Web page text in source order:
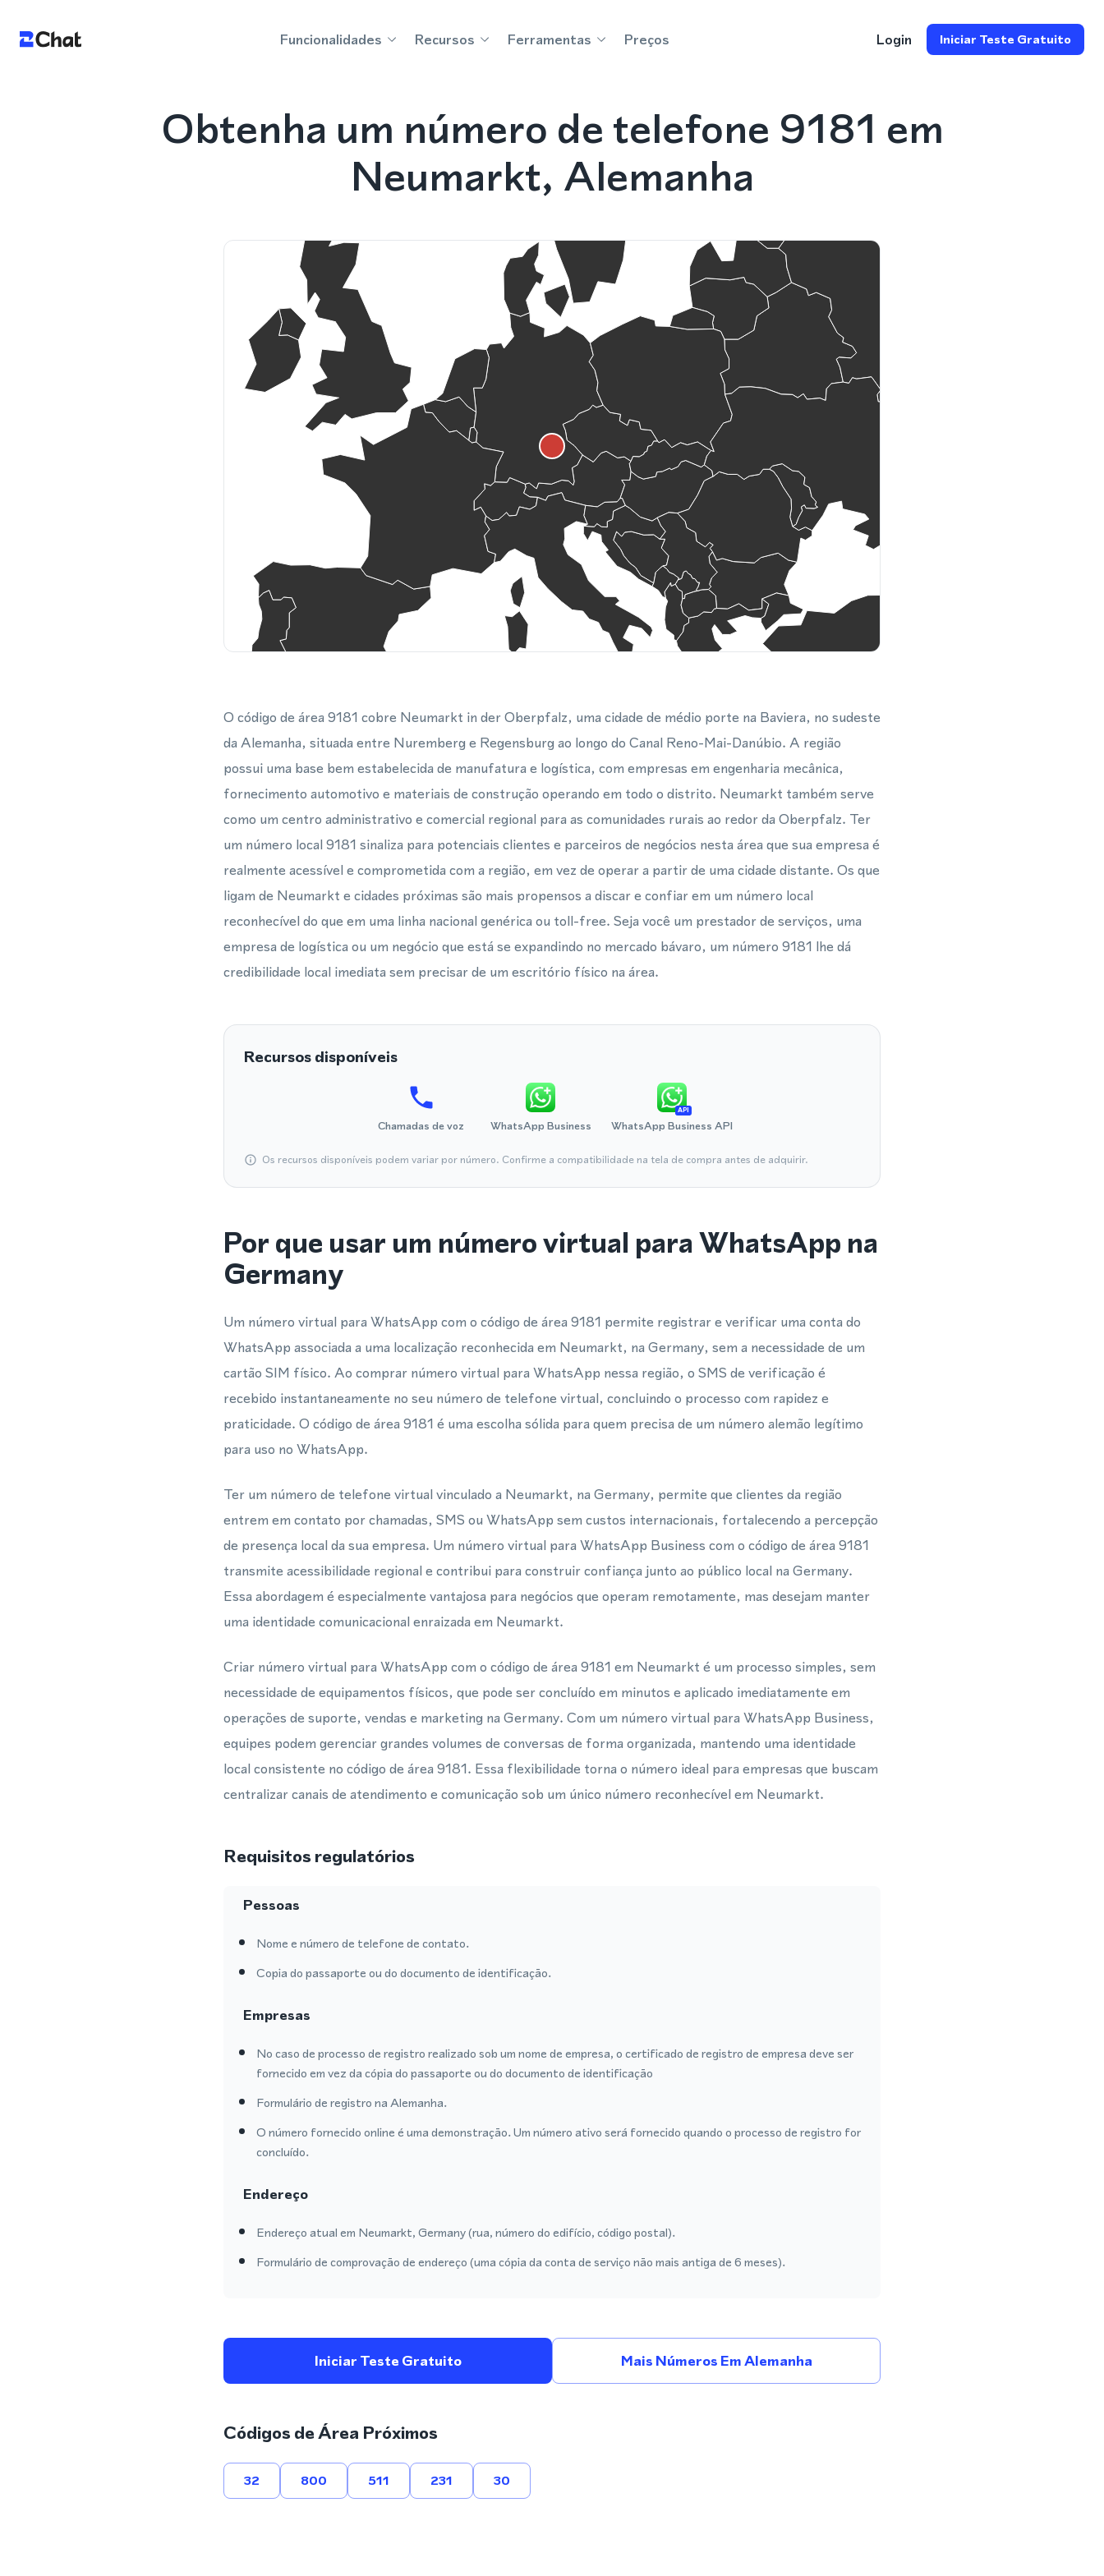
Funcionalidades Recursos Ferramentas Preços Login Iniciar Teste Gratuito
Obtenha um número de telefone 9181 em
Neumarkt, Alemanha
O código de área 9181 cobre Neumarkt in der Oberpfalz, uma cidade de médio porte na Baviera, no sudeste
da Alemanha, situada entre Nuremberg e Regensburg ao longo do Canal Reno-Mai-Danúbio. A região
possui uma base bem estabelecida de manufatura e logística, com empresas em engenharia mecânica,
fornecimento automotivo e materiais de construção operando em todo o distrito. Neumarkt também serve
como um centro administrativo e comercial regional para as comunidades rurais ao redor da Oberpfalz. Ter
um número local 9181 sinaliza para potenciais clientes e parceiros de negócios nesta área que sua empresa é
realmente acessível e comprometida com a região, em vez de operar a partir de uma cidade distante. Os que
ligam de Neumarkt e cidades próximas são mais propensos a discar e confiar em um número local
reconhecível do que em uma linha nacional genérica ou toll-free. Seja você um prestador de serviços, uma
empresa de logística ou um negócio que está se expandindo no mercado bávaro, um número 9181 lhe dá
credibilidade local imediata sem precisar de um escritório físico na área.
Recursos disponíveis
Chamadas de voz WhatsApp Business
API
WhatsApp Business API
Os recursos disponíveis podem variar por número. Confirme a compatibilidade na tela de compra antes de adquirir.
Por que usar um número virtual para WhatsApp na
Germany
Um número virtual para WhatsApp com o código de área 9181 permite registrar e verificar uma conta do
WhatsApp associada a uma localização reconhecida em Neumarkt, na Germany, sem a necessidade de um
cartão SIM físico. Ao comprar número virtual para WhatsApp nessa região, o SMS de verificação é
recebido instantaneamente no seu número de telefone virtual, concluindo o processo com rapidez e
praticidade. O código de área 9181 é uma escolha sólida para quem precisa de um número alemão legítimo
para uso no WhatsApp.
Ter um número de telefone virtual vinculado a Neumarkt, na Germany, permite que clientes da região
entrem em contato por chamadas, SMS ou WhatsApp sem custos internacionais, fortalecendo a percepção
de presença local da sua empresa. Um número virtual para WhatsApp Business com o código de área 9181
transmite acessibilidade regional e contribui para construir confiança junto ao público local na Germany.
Essa abordagem é especialmente vantajosa para negócios que operam remotamente, mas desejam manter
uma identidade comunicacional enraizada em Neumarkt.
Criar número virtual para WhatsApp com o código de área 9181 em Neumarkt é um processo simples, sem
necessidade de equipamentos físicos, que pode ser concluído em minutos e aplicado imediatamente em
operações de suporte, vendas e marketing na Germany. Com um número virtual para WhatsApp Business,
equipes podem gerenciar grandes volumes de conversas de forma organizada, mantendo uma identidade
local consistente no código de área 9181. Essa flexibilidade torna o número ideal para empresas que buscam
centralizar canais de atendimento e comunicação sob um único número reconhecível em Neumarkt.
Requisitos regulatórios
Pessoas
Nome e número de telefone de contato.
Copia do passaporte ou do documento de identificação.
Empresas
No caso de processo de registro realizado sob um nome de empresa, o certificado de registro de empresa deve ser
fornecido em vez da cópia do passaporte ou do documento de identificação
Formulário de registro na Alemanha.
O número fornecido online é uma demonstração. Um número ativo será fornecido quando o processo de registro for
concluído.
Endereço
Endereço atual em Neumarkt, Germany (rua, número do edifício, código postal).
Formulário de comprovação de endereço (uma cópia da conta de serviço não mais antiga de 6 meses).
Iniciar Teste Gratuito Mais Números Em Alemanha
Códigos de Área Próximos
32 800 511 231 30